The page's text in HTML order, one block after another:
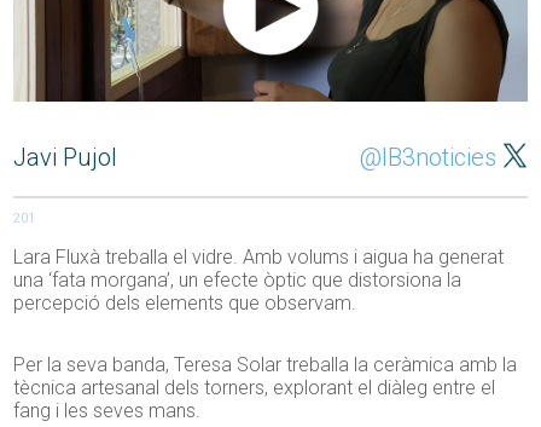
Javi Pujol @IB3noticies
201
Lara Fluxà treballa el vidre. Amb volums i aigua ha generat
una ‘fata morgana’, un efecte òptic que distorsiona la
percepció dels elements que observam.
Per la seva banda, Teresa Solar treballa la ceràmica amb la
tècnica artesanal dels torners, explorant el diàleg entre el
fang i les seves mans.